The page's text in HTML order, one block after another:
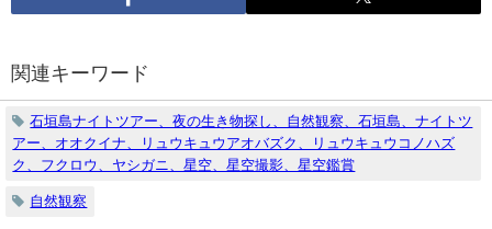
関連キーワード
石垣島ナイトツアー、夜の生き物探し、自然観察、石垣島、ナイトツ
アー、オオクイナ、リュウキュウアオバズク、リュウキュウコノハズ
ク、フクロウ、ヤシガニ、星空、星空撮影、星空鑑賞
自然観察